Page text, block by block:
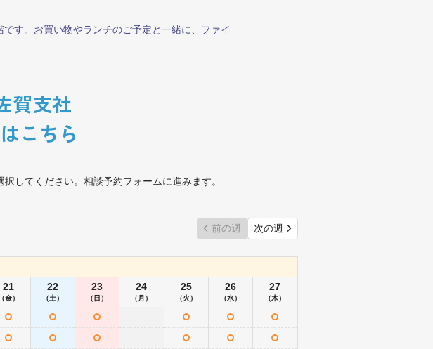
す。お買い物やランチのご予定と一緒に、ファイ
賀支社
こちら
してください。相談予約フォームに進みます。
前の週 次の週
21
（金）
22
（土）
23
（日）
24
（月）
25
（火）
26
（水）
27
（木）